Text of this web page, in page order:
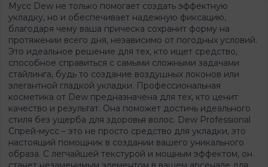
Мусс Dew не только помогает создать эффектную
укладку, но и обеспечивает надежную фиксацию,
благодаря чему ваша прическа сохранит форму на
протяжении всего дня, независимо от погодных условий.
Это идеальное решение для тех, кто ищет средство,
способное справиться с самыми сложными задачами
стайлинга, будь то создание воздушных локонов или
элегантной гладкой укладки. Профессиональная
косметика от Dew предназначена для тех, кто ценит
качество и результат. Она поможет достичь идеального
стиля без ущерба для здоровья волос. Dew Professional
Спрей-мусс – это не просто средство для укладки, это
настоящий помощник в создании вашего уникального
образа. С легчайшей текстурой и мощным эффектом, он